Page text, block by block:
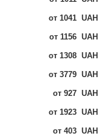
от 1041 UAH
от 1156 UAH
от 1308 UAH
от 3779 UAH
от 927 UAH
от 1923 UAH
от 403 UAH